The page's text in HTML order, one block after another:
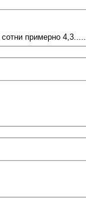
примерно 4,3.....